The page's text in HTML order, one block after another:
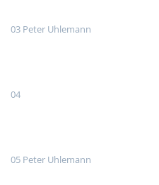
03 Peter Uhlemann
04
05 Peter Uhlemann